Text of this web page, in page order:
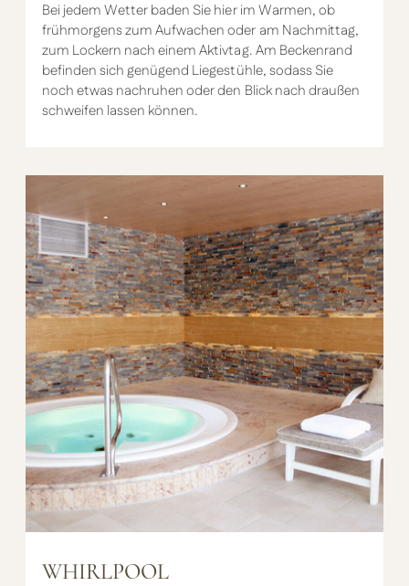
Bei jedem Wetter baden Sie hier im Warmen, ob
frühmorgens zum Aufwachen oder am Nachmittag,
zum Lockern nach einem Aktivtag. Am Beckenrand
befinden sich genügend Liegestühle, sodass Sie
noch etwas nachruhen oder den Blick nach draußen
schweifen lassen können.
WHIRLPOOL